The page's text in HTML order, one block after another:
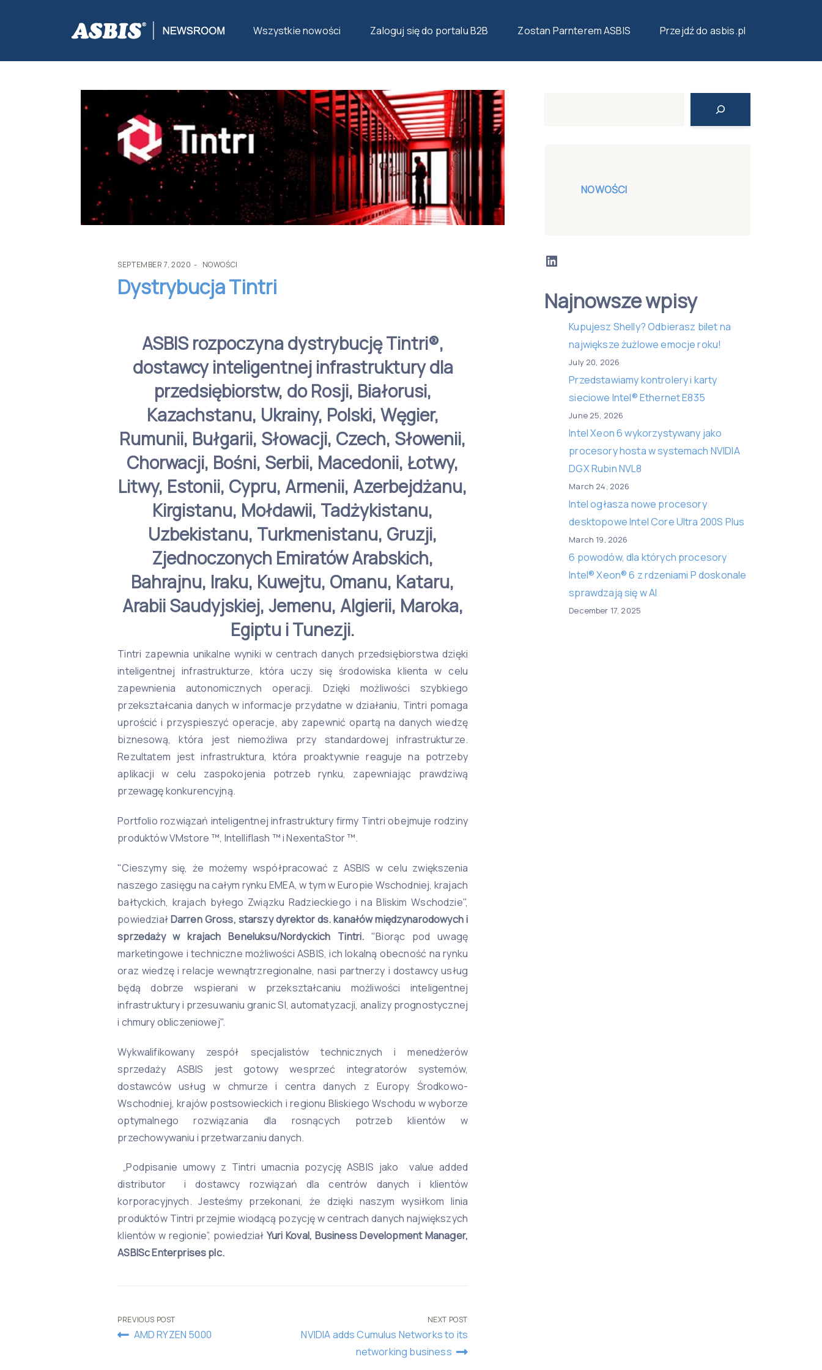
Wszystkie nowości Zaloguj się do portalu B2B Zostan Parnterem ASBIS Przejdź do asbis.pl
ASBIS>NOWOŚCI> DYSTRYBUCJA TINTRI
SEPTEMBER 7, 2020 NOWOŚCI
Dystrybucja Tintri
ASBIS rozpoczyna dystrybucję Tintri®,
dostawcy inteligentnej infrastruktury dla
przedsiębiorstw, do Rosji, Białorusi,
Kazachstanu, Ukrainy, Polski, Węgier,
Rumunii, Bułgarii, Słowacji, Czech, Słowenii,
Chorwacji, Bośni, Serbii, Macedonii, Łotwy,
Litwy, Estonii, Cypru, Armenii, Azerbejdżanu,
Kirgistanu, Mołdawii, Tadżykistanu,
Uzbekistanu, Turkmenistanu, Gruzji,
Zjednoczonych Emiratów Arabskich,
Bahrajnu, Iraku, Kuwejtu, Omanu, Kataru,
Arabii Saudyjskiej, Jemenu, Algierii, Maroka,
Egiptu i Tunezji.
Tintri zapewnia unikalne wyniki w centrach danych przedsiębiorstwa dzięki
inteligentnej infrastrukturze, która uczy się środowiska klienta w celu
zapewnienia autonomicznych operacji. Dzięki możliwości szybkiego
przekształcania danych w informacje przydatne w działaniu, Tintri pomaga
uprościć i przyspieszyć operacje, aby zapewnić opartą na danych wiedzę
biznesową, która jest niemożliwa przy standardowej infrastrukturze.
Rezultatem jest infrastruktura, która proaktywnie reaguje na potrzeby
aplikacji w celu zaspokojenia potrzeb rynku, zapewniając prawdziwą
przewagę konkurencyjną.
Portfolio rozwiązań inteligentnej infrastruktury firmy Tintri obejmuje rodziny
produktów VMstore ™, Intelliflash ™ i NexentaStor ™.
"Cieszymy się, że możemy współpracować z ASBIS w celu zwiększenia
naszego zasięgu na całym rynku EMEA, w tym w Europie Wschodniej, krajach
bałtyckich, krajach byłego Związku Radzieckiego i na Bliskim Wschodzie",
powiedziałDarren Gross, starszy dyrektor ds. kanałów międzynarodowych i
sprzedaży w krajach Beneluksu/Nordyckich Tintri. "Biorąc pod uwagę
marketingowe i techniczne możliwości ASBIS, ich lokalną obecność na rynku
oraz wiedzę i relacje wewnątrzregionalne, nasi partnerzy i dostawcy usług
będą dobrze wspierani w przekształcaniu możliwości inteligentnej
infrastruktury i przesuwaniu granic SI, automatyzacji, analizy prognostycznej
i chmury obliczeniowej".
Wykwalifikowany zespół specjalistów technicznych i menedżerów
sprzedaży ASBIS jest gotowy wesprzeć integratorów systemów,
dostawców usług w chmurze i centra danych z Europy Środkowo-
Wschodniej, krajów postsowieckich i regionu Bliskiego Wschodu w wyborze
optymalnego rozwiązania dla rosnących potrzeb klientów w
przechowywaniu i przetwarzaniu danych.
„Podpisanie umowy z Tintri umacnia pozycję ASBIS jako value added
distributor i dostawcy rozwiązań dla centrów danych i klientów
korporacyjnych. Jesteśmy przekonani, że dzięki naszym wysiłkom linia
produktów Tintri przejmie wiodącą pozycję w centrach danych największych
klientów w regionie”, powiedział Yuri Koval, Business Development Manager,
ASBISc Enterprises plc.
Post
PREVIOUS POST
AMD RYZEN 5000
NEXT POST
NVIDIA adds Cumulus Networks to its
networking business
NOWOŚCI
LinkedIn
Najnowsze wpisy
Kupujesz Shelly? Odbierasz bilet na
największe żużlowe emocje roku!
July 20, 2026
Przedstawiamy kontrolery i karty
sieciowe Intel® Ethernet E835
June 25, 2026
Intel Xeon 6 wykorzystywany jako
procesory hosta w systemach NVIDIA
DGX Rubin NVL8
March 24, 2026
Intel ogłasza nowe procesory
desktopowe Intel Core Ultra 200S Plus
March 19, 2026
6 powodów, dla których procesory
Intel® Xeon® 6 z rdzeniami P doskonale
sprawdzają się w AI
December 17, 2025